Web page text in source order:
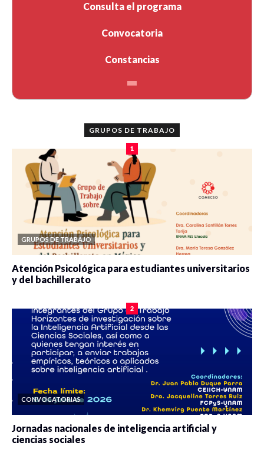
Consulta el programa
Convocatoria
Constancias
GRUPOS DE TRABAJO
1
GRUPOS DE TRABAJO
Atención Psicológica para estudiantes universitarios
y del bachillerato
2
CONVOCATORIAS
Jornadas nacionales de inteligencia artificial y
ciencias sociales